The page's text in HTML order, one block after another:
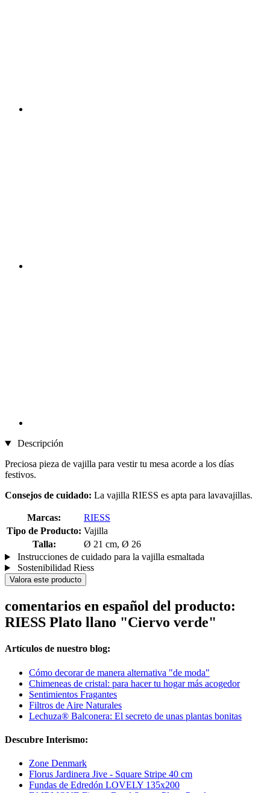
Descripción
Preciosa pieza de vajilla para vestir tu mesa acorde a los días
festivos.
Consejos de cuidado: La vajilla RIESS es apta para lavavajillas.
Marcas:
RIESS
Tipo de Producto: Vajilla
Talla:
Ø 21 cm, Ø 26
Instrucciones de cuidado para la vajilla esmaltada
Sostenibilidad Riess
Valora este producto
comentarios en español del producto:
RIESS Plato llano "Ciervo verde"
Artículos de nuestro blog:
Cómo decorar de manera alternativa "de moda"
Chimeneas de cristal: para hacer tu hogar más acogedor
Sentimientos Fragantes
Filtros de Aire Naturales
Lechuza® Balconera: El secreto de unas plantas bonitas
Descubre Interismo:
Zone Denmark
Florus Jardinera Jive - Square Stripe 40 cm
Fundas de Edredón LOVELY 135x200